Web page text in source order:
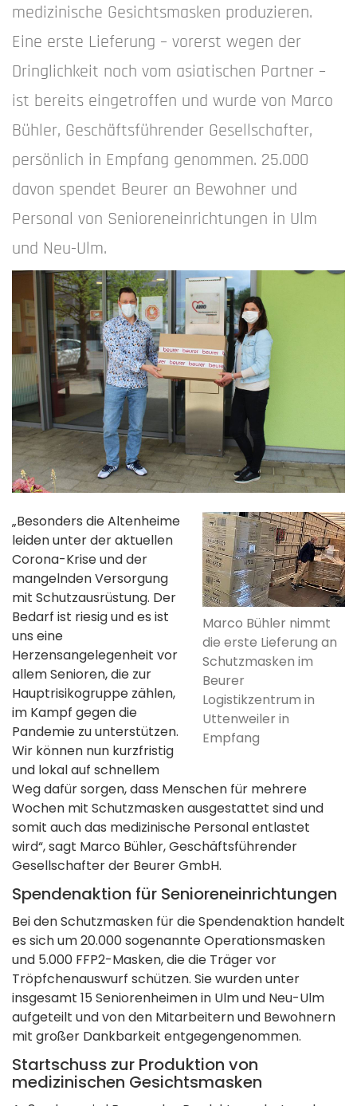
medizinische Gesichtsmasken produzieren.
Eine erste Lieferung – vorerst wegen der
Dringlichkeit noch vom asiatischen Partner –
ist bereits eingetroffen und wurde von Marco
Bühler, Geschäftsführender Gesellschafter,
persönlich in Empfang genommen. 25.000
davon spendet Beurer an Bewohner und
Personal von Senioreneinrichtungen in Ulm
und Neu-Ulm.
Marco Bühler nimmt
die erste Lieferung an
Schutzmasken im
Beurer
Logistikzentrum in
Uttenweiler in
Empfang
„Besonders die Altenheime
leiden unter der aktuellen
Corona-Krise und der
mangelnden Versorgung
mit Schutzausrüstung. Der
Bedarf ist riesig und es ist
uns eine
Herzensangelegenheit vor
allem Senioren, die zur
Hauptrisikogruppe zählen,
im Kampf gegen die
Pandemie zu unterstützen.
Wir können nun kurzfristig
und lokal auf schnellem
Weg dafür sorgen, dass Menschen für mehrere
Wochen mit Schutzmasken ausgestattet sind und
somit auch das medizinische Personal entlastet
wird“, sagt Marco Bühler, Geschäftsführender
Gesellschafter der Beurer GmbH.
Spendenaktion für Senioreneinrichtungen
Bei den Schutzmasken für die Spendenaktion handelt
es sich um 20.000 sogenannte Operationsmasken
und 5.000 FFP2-Masken, die die Träger vor
Tröpfchenauswurf schützen. Sie wurden unter
insgesamt 15 Seniorenheimen in Ulm und Neu-Ulm
aufgeteilt und von den Mitarbeitern und Bewohnern
mit großer Dankbarkeit entgegengenommen.
Startschuss zur Produktion von
medizinischen Gesichtsmasken